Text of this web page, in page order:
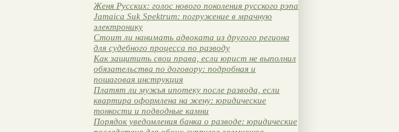
Женя Русских: голос нового поколения русского рэпа
Jamaica Suk Spektrum: погружение в мрачную
электронику
Стоит ли нанимать адвоката из другого региона
для судебного процесса по разводу
Как защитить свои права, если юрист не выполнил
обязательства по договору: подробная и
пошаговая инструкция
Платят ли мужья ипотеку после развода, если
квартира оформлена на жену: юридические
тонкости и подводные камни
Порядок уведомления банка о разводе: юридические